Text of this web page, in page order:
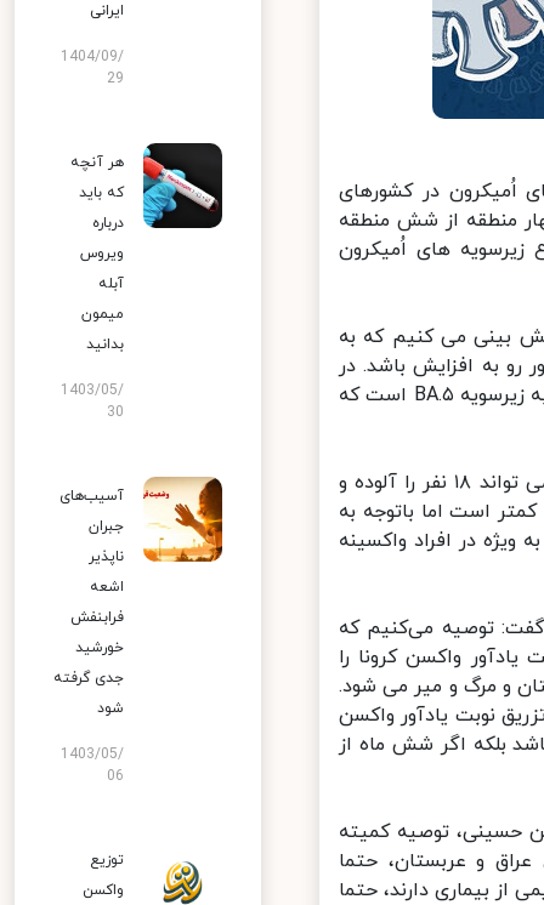
در کشورهای
منطقه از شش منطقه
های اُمیکرون
بینی می کنیم که به
به افزایش باشد. در
بررسی ها، مشخص شده که بیش از ۸۰ درصد از موارد ابتلا به کرونا، مربوط به زیرسویه BA.۵ است که
دبیر کمیته علمی کشوری کرونا یادآور شد: هر فرد مبتلا به زیرسویه BA.۵ می تواند ۱۸ نفر را آلوده و
است اما باتوجه به
در افراد واکسینه
توصیه می‌کنیم که
واکسن کرونا را
و مرگ و میر می شود.
نوبت یادآور واکسن
بلکه اگر شش ماه از
حسینی، توصیه کمیته
و عربستان، حتما
بیماری دارند، حتما
ایرانی
1404/09/
29
هر آنچه
که باید
درباره
ویروس
آبله
میمون
بدانید
1403/05/
30
آسیب‌های
جبران
ناپذیر
اشعه
فرابنفش
خورشید
جدی گرفته
شود
1403/05/
06
توزیع
واکسن